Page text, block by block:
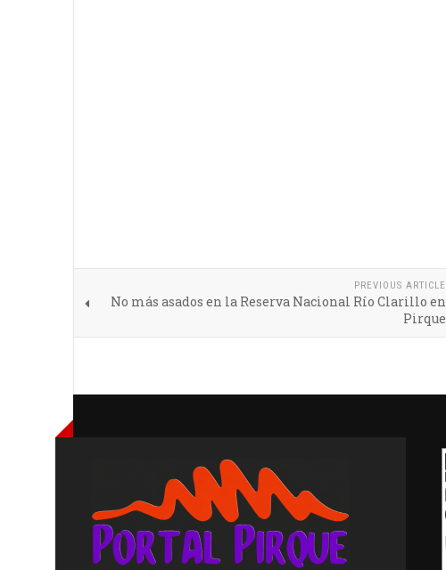
PREVIOUS ARTICLE
No más asados en la Reserva Nacional Río Clarillo en
Pirque